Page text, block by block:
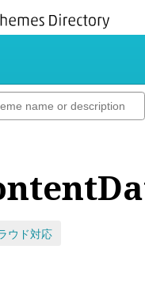
ウド対応